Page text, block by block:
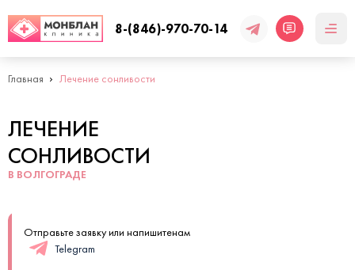
8-(846)-970-70-14
Главная Лечение сонливости
ЛЕЧЕНИЕ
СОНЛИВОСТИ
В ВОЛГОГРАДЕ
Отправьте заявку или напишитенам
Telegram